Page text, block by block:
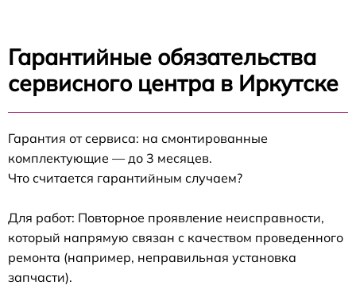
Гарантийные обязательства
сервисного центра в Иркутске
Гарантия от сервиса: на смонтированные
комплектующие — до 3 месяцев.
Что считается гарантийным случаем?
Для работ: Повторное проявление неисправности,
который напрямую связан с качеством проведенного
ремонта (например, неправильная установка
запчасти).